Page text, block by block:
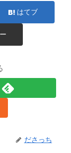
はてブ
ださっち